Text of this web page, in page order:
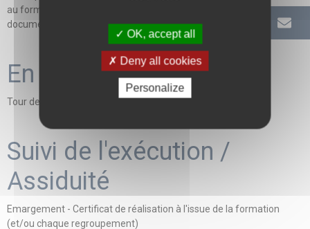
au format papier et/ou numérique via une plateforme
documentaire
En début de formation
Tour de table, recueil des attentes des participants
Suivi de l'exécution /
Assiduité
Emargement - Certificat de réalisation à l'issue de la formation
(et/ou chaque regroupement)
OK, accept all
Deny all cookies
Personalize